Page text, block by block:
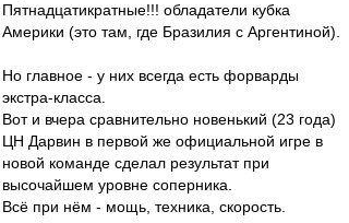
Пятнадцатикратные!!! обладатели кубка
Америки (это там, где Бразилия с Аргентиной).
Но главное - у них всегда есть форварды
экстра-класса.
Вот и вчера сравнительно новенький (23 года)
ЦН Дарвин в первой же официальной игре в
новой команде сделал результат при
высочайшем уровне соперника.
Всё при нём - мощь, техника, скорость.